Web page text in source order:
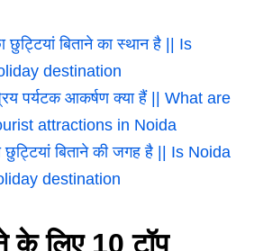
छुट्टियां बिताने का स्थान है || Is
destination
पर्यटक आकर्षण क्या हैं || What are
attractions in Noida
छुट्टियां बिताने की जगह है || Is Noida
destination
के लिए 10 टॉप